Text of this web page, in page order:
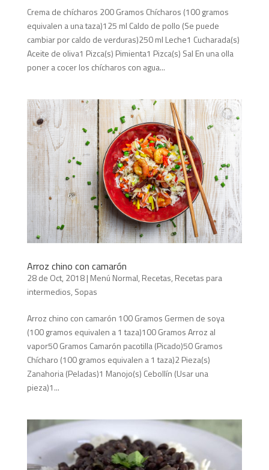
Crema de chícharos 200 Gramos Chícharos (100 gramos
equivalen a una taza)125 ml Caldo de pollo (Se puede
cambiar por caldo de verduras)250 ml Leche1 Cucharada(s)
Aceite de oliva1 Pizca(s) Pimienta1 Pizca(s) Sal En una olla
poner a cocer los chícharos con agua...
Arroz chino con camarón
28 de Oct, 2018| Menú Normal, Recetas, Recetas para
intermedios, Sopas
Arroz chino con camarón 100 Gramos Germen de soya
(100 gramos equivalen a 1 taza)100 Gramos Arroz al
vapor50 Gramos Camarón pacotilla (Picado)50 Gramos
Chícharo (100 gramos equivalen a 1 taza)2 Pieza(s)
Zanahoria (Peladas)1 Manojo(s) Cebollín (Usar una
pieza)1...